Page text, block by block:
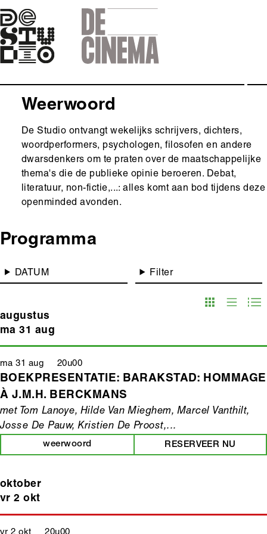
Skip
to
main
navigation
Weerwoord
De Studio ontvangt wekelijks schrijvers, dichters,
woordperformers, psychologen, filosofen en andere
dwarsdenkers om te praten over de maatschappelijke
thema's die de publieke opinie beroeren. Debat,
literatuur, non-fictie,...: alles komt aan bod tijdens deze
openminded avonden.
Programma
DATUM Filter
augustus
ma 31 aug
ma 31 aug 20u00
BOEKPRESENTATIE: BARAKSTAD: HOMMAGE
À J.M.H. BERCKMANS
met Tom Lanoye, Hilde Van Mieghem, Marcel Vanthilt,
Josse De Pauw, Kristien De Proost,...
weerwoord RESERVEER NU
oktober
vr 2 okt